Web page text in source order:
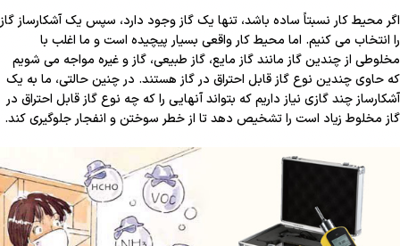
اگر محیط کار نسبتاً ساده باشد، تنها یک گاز وجود دارد، سپس یک آشکارساز گاز
را انتخاب می کنیم. اما محیط کار واقعی بسیار پیچیده است و ما اغلب با
مخلوطی از چندین گاز مانند گاز مایع، گاز طبیعی، گاز و غیره مواجه می شویم
که حاوی چندین نوع گاز قابل احتراق در گاز هستند. در چنین حالتی، ما به یک
آشکارساز چند گازی نیاز داریم که بتواند آنهایی را که چه نوع گاز قابل احتراق در
گاز مخلوط زیاد است را تشخیص دهد تا از خطر سوختن و انفجار جلوگیری کند.